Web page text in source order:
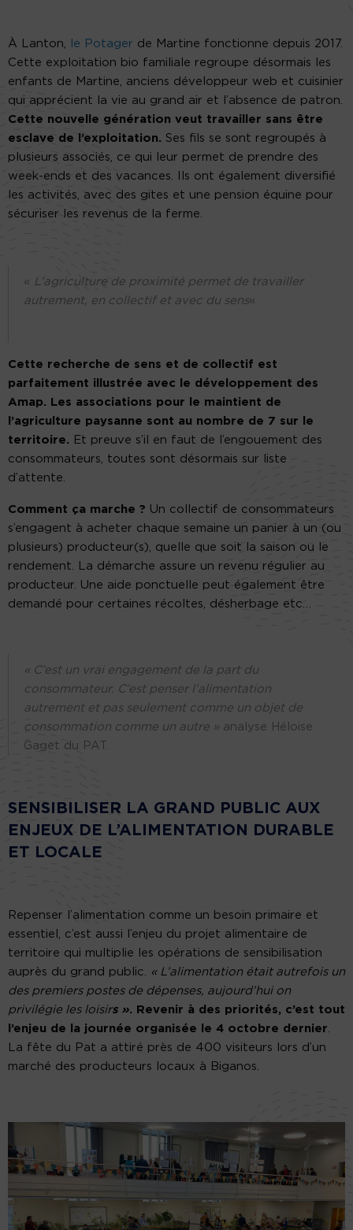
À Lanton, le Potager de Martine fonctionne depuis 2017.
Cette exploitation bio familiale regroupe désormais les
enfants de Martine, anciens développeur web et cuisinier
qui apprécient la vie au grand air et l’absence de patron.
Cette nouvelle génération veut travailler sans être
esclave de l’exploitation. Ses fils se sont regroupés à
plusieurs associés, ce qui leur permet de prendre des
week-ends et des vacances. Ils ont également diversifié
les activités, avec des gites et une pension équine pour
sécuriser les revenus de la ferme.
« L’agriculture de proximité permet de travailler
autrement, en collectif et avec du sens«
Cette recherche de sens et de collectif est
parfaitement illustrée avec le développement des
Amap. Les associations pour le maintient de
l’agriculture paysanne sont au nombre de 7 sur le
territoire. Et preuve s’il en faut de l’engouement des
consommateurs, toutes sont désormais sur liste
d’attente.
Comment ça marche ? Un collectif de consommateurs
s’engagent à acheter chaque semaine un panier à un (ou
plusieurs) producteur(s), quelle que soit la saison ou le
rendement. La démarche assure un revenu régulier au
producteur. Une aide ponctuelle peut également être
demandé pour certaines récoltes, désherbage etc…
« C’est un vrai engagement de la part du
consommateur. C’est penser l’alimentation
autrement et pas seulement comme un objet de
consommation comme un autre » analyse Héloise
Gaget du PAT.
SENSIBILISER LA GRAND PUBLIC AUX
ENJEUX DE L’ALIMENTATION DURABLE
ET LOCALE
Repenser l’alimentation comme un besoin primaire et
essentiel, c’est aussi l’enjeu du projet alimentaire de
territoire qui multiplie les opérations de sensibilisation
auprès du grand public.
« L’alimentation était autrefois un
des premiers postes de dépenses, aujourd’hui on
privilégie les loisirs ». Revenir à des priorités, c’est tout
l’enjeu de la journée organisée le 4 octobre dernier
La fête du Pat a attiré près de 400 visiteurs lors d’un
marché des producteurs locaux à Biganos.